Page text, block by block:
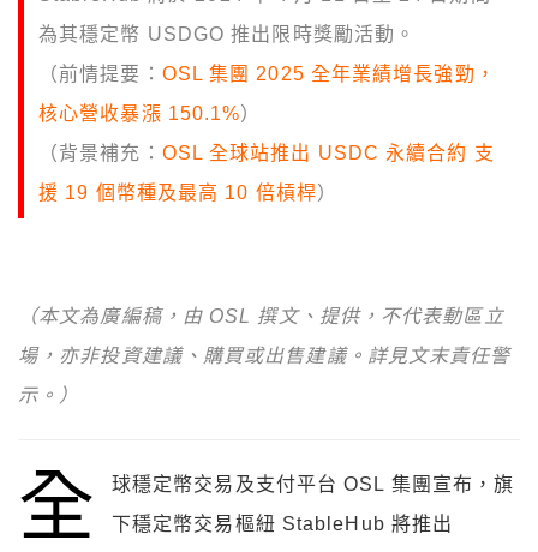
為其穩定幣 USDGO 推出限時獎勵活動。
（前情提要： OSL 集團 2025 全年業績增長強勁，
核心營收暴漲 150.1%）
（背景補充： OSL 全球站推出 USDC 永續合約 支
援 19 個幣種及最高 10 倍槓桿）
（本文為廣編稿，由 OSL 撰文、提供，不代表動區立
場，亦非投資建議、購買或出售建議。詳見文末責任警
示。）
全
球穩定幣交易及支付平台 OSL 集團宣布，旗
下穩定幣交易樞紐 StableHub 將推出